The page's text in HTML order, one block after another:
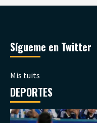
Sígueme en Twitter
Mis tuits
DEPORTES